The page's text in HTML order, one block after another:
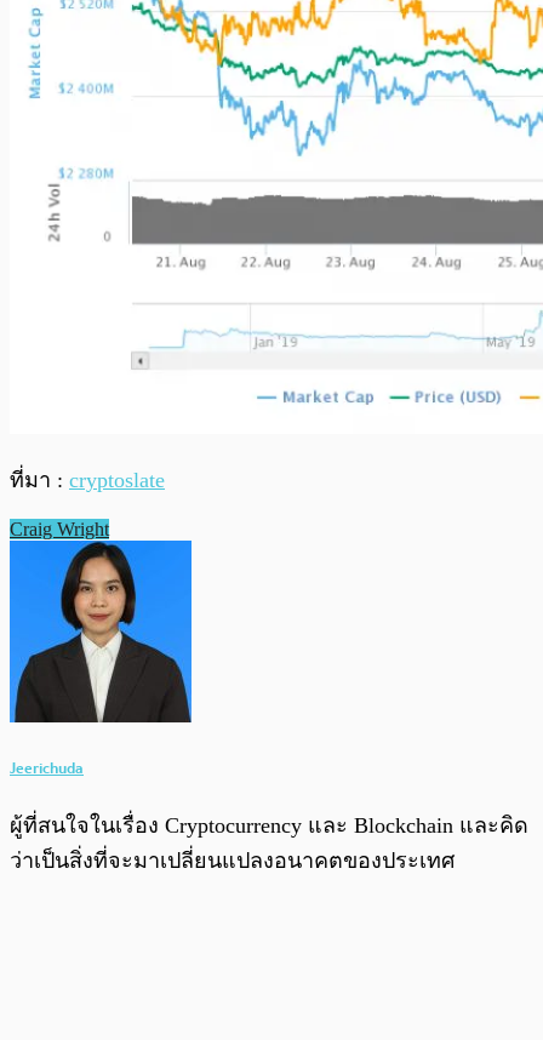
ที่มา : cryptoslate
Craig Wright
Jeerichuda
ผู้ที่สนใจในเรื่อง Cryptocurrency และ Blockchain และคิด
ว่าเป็นสิ่งที่จะมาเปลี่ยนแปลงอนาคตของประเทศ